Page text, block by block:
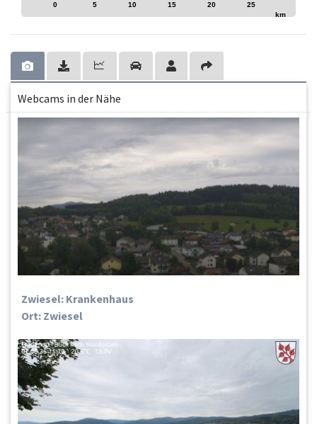
0 5 10 15 20 25
km
Webcams in der Nähe
Zwiesel: Krankenhaus
Ort: Zwiesel